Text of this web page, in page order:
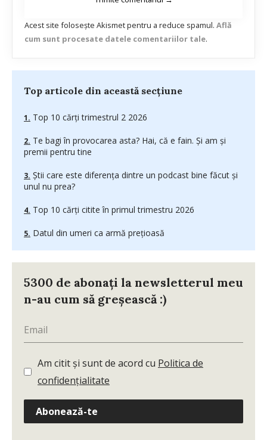
Acest site folosește Akismet pentru a reduce spamul. Află
cum sunt procesate datele comentariilor tale.
Top articole din această secțiune
Top 10 cărți trimestrul 2 2026
Te bagi în provocarea asta? Hai, că e fain. Și am și
premii pentru tine
Știi care este diferența dintre un podcast bine făcut și
unul nu prea?
Top 10 cărți citite în primul trimestru 2026
Datul din umeri ca armă prețioasă
5300 de abonați la newsletterul meu
n-au cum să greșească :)
Am citit și sunt de acord cu Politica de
confidențialitate
Abonează-te